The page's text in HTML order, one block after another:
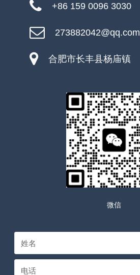
+86 159 0096 3030
273882042@qq.com
合肥市长丰县杨庙镇
微信